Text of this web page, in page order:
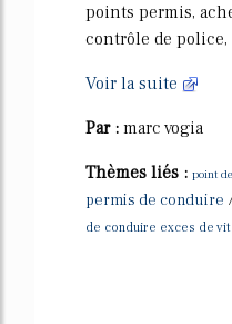
points permis,
contrôle de police,
Voir la suite
Par : marc vogia
Thèmes liés : point
permis de conduire
de conduire exces de